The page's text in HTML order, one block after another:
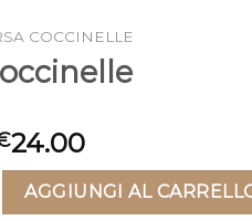
COCCINELLE
24.00
quantità
AGGIUNGI AL